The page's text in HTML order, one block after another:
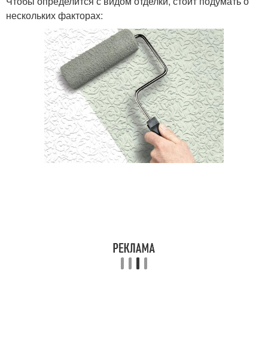
нескольких факторах: